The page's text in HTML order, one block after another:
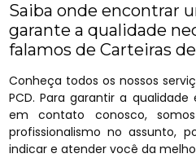
Saiba onde encontrar
garante a qualidade
falamos de Carteiras
Conheça todos os nossos
PCD. Para garantir a
em contato conosco,
profissionalismo no assunto,
indicar e atender você da